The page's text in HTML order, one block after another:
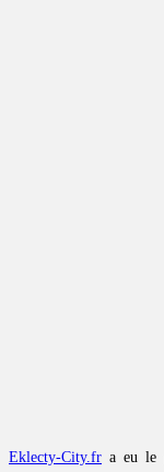
Eklecty-City.fr a eu le